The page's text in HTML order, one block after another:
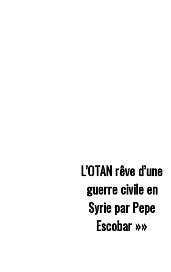
L’OTAN rêve d’une
guerre civile en
Syrie par Pepe
Escobar »»